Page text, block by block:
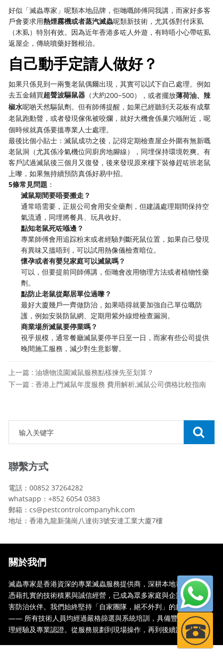
好似「滅蟲專家」呢類本地品牌，佢哋嘅師傅同我講，而家好多客
戶會要求用熱煙霧機或者蒸汽滅蟲呢類新技術，尤其係對付床虱
（木虱）特別有效。因為近年香港多咗人外遊，有時唔小心帶咗虱
返屋企，傳統噴藥好難根治。
自己動手定請人做好？
如果只係見到一兩隻老鼠偶爾出現，其實可以試下自己處理。例如
去五金鋪買超聲波驅鼠器 （大約200−500），或者擺放薄荷油、辣
椒水呢啲天然驅鼠劑。但有師傅提醒，如果已經聽到天花板有成羣
老鼠跑動聲，或者發現傢俬被咬爛，就好大機會係巢穴喺附近，呢
個時候就真係要搵專業人士處理。
最後比個小貼士：滅鼠成功之後，記得定期檢查屋企外圍有無新嘅
老鼠洞（尤其係冷氣機位同廚房地腳線），同埋保持環境乾爽。有
客戶試過滅鼠後三個月又復發，後來發現原來樓下裝修趕咗班老鼠
上嚟，如果無持續預防真係好易中招。
5條常見問題 ：
滅鼠期間要唔要搬走？
通常唔需要，正規公司會用安全藥劑，但建議處理期間保持空
氣流通，同埋將餐具、玩具收好。
點知老鼠死咗喺邊？
專業師傅會用追踪粉末或者經驗判斷死鼠位置，如果自己發現
有異味又搵唔到，可以試用熱像儀檢查暗位。
懷孕或者有嬰兒家庭可以滅鼠嗎？
可以，但要提前同師傅講，佢哋會改用物理方法或者植物性藥
劑。
點防止老鼠從鄰居單位過嚟？
最好大廈幾戶一齊做防治，如果唔得就要加強自己單位嘅防
護，例如安裝防鼠網、定期用紫外線燈檢查漏洞。
商業場所滅鼠要停業嗎？
視乎規模，通常餐廳滅鼠要停半日至一日，而家有些公司提供
晚間施工服務，減少對生意影響。
上一篇 : 油塘物流園滅鼠服務點樣揀先至划算？
下一篇 : 香港上門滅鼠年度服務 費用解析,滅鼠公司價格比較指南
聯繫方式
電話：00852 37264282
whatsapp：+852 6054 0383
郵箱：cs@pestcontrolcompanyhk.com
地址：香港九龍新蒲崗八達街3號安達工業大廈7樓
關於我們
滅蟲專家是香港資深的專業滅蟲服務提供商，深耕本地市場多年，
憑藉扎實的技術積累與誠信經營，已成為眾多家庭與企業信賴的蟲
害防治伙伴。我們始終堅持「自家團隊，絕不外判」的服務承諾
—— 所有技術人員均經過嚴格篩選與系統培訓，具備豐富的現場處
理經驗及專業認證。從服務規劃到現場操作，再到後續跟蹤，全...